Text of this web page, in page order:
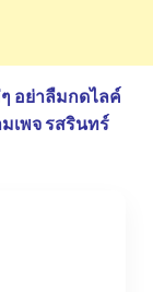
อย่าลืมกดไลค์
พจ รสรินทร์